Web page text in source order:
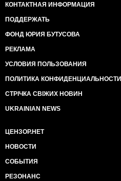
КОНТАКТНАЯ ИНФОРМАЦИЯ
ПОДДЕРЖАТЬ
ФОНД ЮРИЯ БУТУСОВА
РЕКЛАМА
УСЛОВИЯ ПОЛЬЗОВАНИЯ
ПОЛИТИКА КОНФИДЕНЦИАЛЬНОСТИ
СТРІЧКА СВІЖИХ НОВИН
UKRAINIAN NEWS
ЦЕНЗОР.НЕТ
НОВОСТИ
СОБЫТИЯ
РЕЗОНАНС